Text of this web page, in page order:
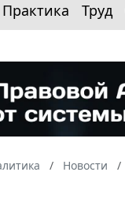
Практика Труд
Новости